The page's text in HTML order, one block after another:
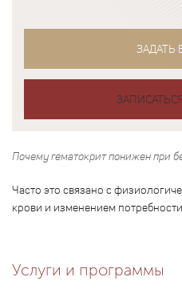
ЗАДАТЬ
Почему гематокрит понижен при
Часто это связано с
крови и изменением
Услуги и программы